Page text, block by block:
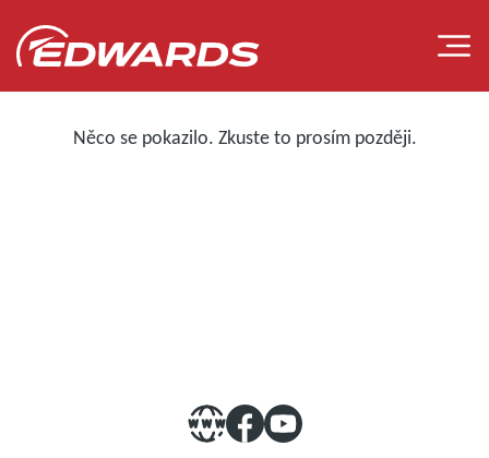
Něco se pokazilo. Zkuste to prosím později.